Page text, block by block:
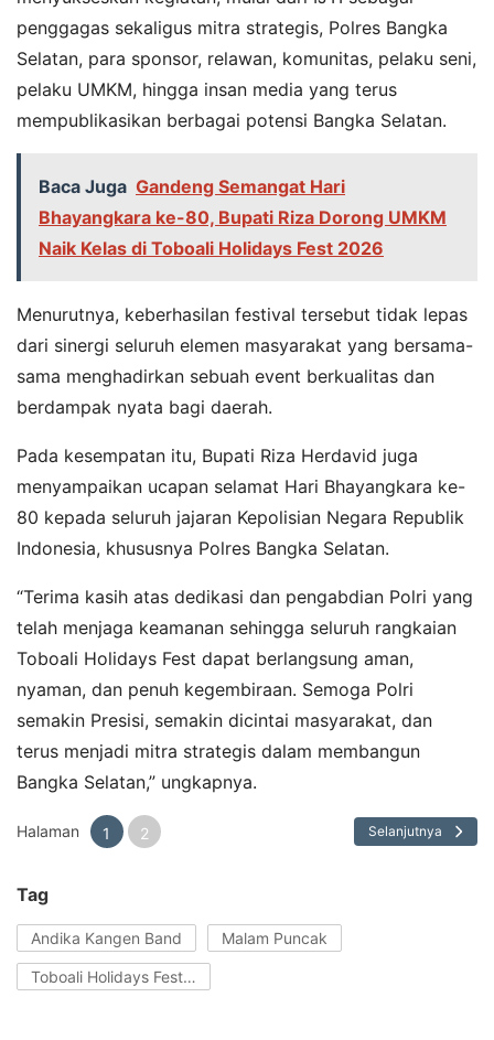
penggagas sekaligus mitra strategis, Polres Bangka
Selatan, para sponsor, relawan, komunitas, pelaku seni,
pelaku UMKM, hingga insan media yang terus
mempublikasikan berbagai potensi Bangka Selatan.
Baca Juga Gandeng Semangat Hari
Bhayangkara ke-80, Bupati Riza Dorong UMKM
Naik Kelas di Toboali Holidays Fest 2026
Menurutnya, keberhasilan festival tersebut tidak lepas
dari sinergi seluruh elemen masyarakat yang bersama-
sama menghadirkan sebuah event berkualitas dan
berdampak nyata bagi daerah.
Pada kesempatan itu, Bupati Riza Herdavid juga
menyampaikan ucapan selamat Hari Bhayangkara ke-
80 kepada seluruh jajaran Kepolisian Negara Republik
Indonesia, khususnya Polres Bangka Selatan.
“Terima kasih atas dedikasi dan pengabdian Polri yang
telah menjaga keamanan sehingga seluruh rangkaian
Toboali Holidays Fest dapat berlangsung aman,
nyaman, dan penuh kegembiraan. Semoga Polri
semakin Presisi, semakin dicintai masyarakat, dan
terus menjadi mitra strategis dalam membangun
Bangka Selatan,” ungkapnya.
Halaman 1 2 Selanjutnya
Tag
Andika Kangen Band Malam Puncak
Toboali Holidays Fest 2026